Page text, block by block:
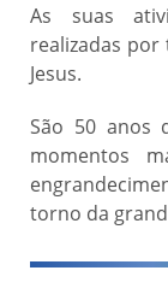
As suas
realizadas por
Jesus.
São 50 anos
momentos
torno da